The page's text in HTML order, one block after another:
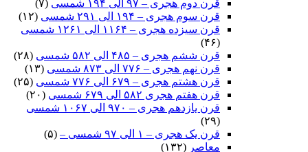
قرن دوم هجری – ۹۷ الی ۱۹۴ شمسی
(۷)
قرن سوم هجری – ۱۹۴ الی ۲۹۱ شمسی
(۱۲)
قرن سیزده هجری – ۱۱۶۴ الی ۱۲۶۱ شمسی
(۴۶)
قرن ششم هجری – ۴۸۵ الی ۵۸۲ شمسی
(۲۸)
قرن نهم هجری – ۷۷۶ الی ۸۷۳ شمسی
(۱۳)
قرن هشتم هجری – ۶۷۹ الی ۷۷۶ شمسی
(۲۵)
قرن هفتم هجری ۵۸۲ الی ۶۷۹ شمسی
(۲۰)
قرن یازدهم هجری – ۹۷۰ الی ۱۰۶۷ شمسی
(۲۹)
قرن یک هجری – ۱ الی ۹۷ شمسی –
(۵)
معاصر (۱۳۲)